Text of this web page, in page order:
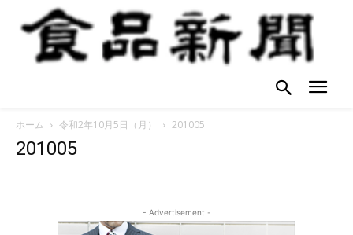
ホーム 令和2年10月5日（月） 201005
201005
- Advertisement -